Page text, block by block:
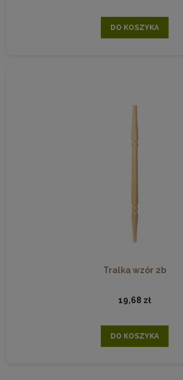
DO KOSZYKA
Tralka wzór 2b
19,68 zł
DO KOSZYKA